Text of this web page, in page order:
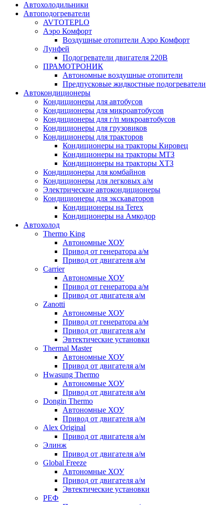
Автохолодильники
Автоподогреватели
AVTOTEPLO
Аэро Комфорт
Воздушные отопители Аэро Комфорт
Лунфей
Подогреватели двигателя 220В
ПРАМОТРОНИК
Автономные воздушные отопители
Предпусковые жидкостные подогреватели
Автокондиционеры
Кондиционеры для автобусов
Кондиционеры для микроавтобусов
Кондиционеры для г/п микроавтобусов
Кондиционеры для грузовиков
Кондиционеры для тракторов
Кондиционеры на тракторы Кировец
Кондиционеры на тракторы МТЗ
Кондиционеры на тракторы ХТЗ
Кондиционеры для комбайнов
Кондиционеры для легковых а/м
Электрические автокондиционеры
Кондиционеры для экскаваторов
Кондиционеры на Terex
Кондиционеры на Амкодор
Автохолод
Thermo King
Автономные ХОУ
Привод от генератора а/м
Привод от двигателя а/м
Carrier
Автономные ХОУ
Привод от генератора а/м
Привод от двигателя а/м
Zanotti
Автономные ХОУ
Привод от генератора а/м
Привод от двигателя а/м
Эвтектические установки
Thermal Master
Автономные ХОУ
Привод от двигателя а/м
Hwasung Thermo
Автономные ХОУ
Привод от двигателя а/м
Dongin Thermo
Автономные ХОУ
Привод от двигателя а/м
Alex Original
Привод от двигателя а/м
Элинж
Привод от двигателя а/м
Global Freeze
Автономные ХОУ
Привод от двигателя а/м
Эвтектические установки
РЕФ